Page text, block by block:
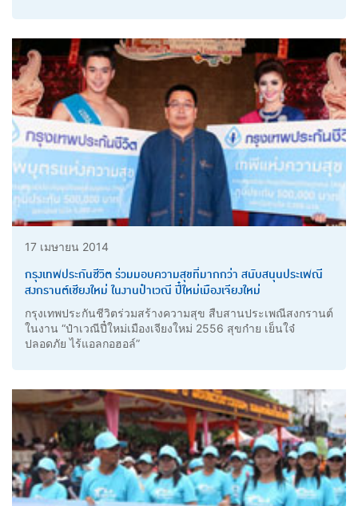
17 เมษายน 2014
กรุงเทพประกันชีวิต ร่วมมอบความสุขที่มากกว่า สนับสนุนประเพณี
สงกรานต์เชียงใหม่ ในงานป๋าเวณี ปี๋ใหม่เมืองเจียงใหม่
กรุงเทพประกันชีวิตร่วมสร้างความสุข สืบสานประเพณีสงกรานต์
ในงาน “ป๋าเวณีปี๋ใหม่เมืองเจียงใหม่ 2556 สุขก๋าย เย็นใจ๋
ปลอดภัย ไร้แอลกอฮอล์”